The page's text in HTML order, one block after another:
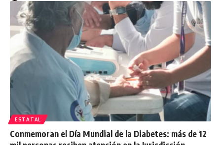
ESTATAL
Conmemoran el Día Mundial de la Diabetes: más de 12